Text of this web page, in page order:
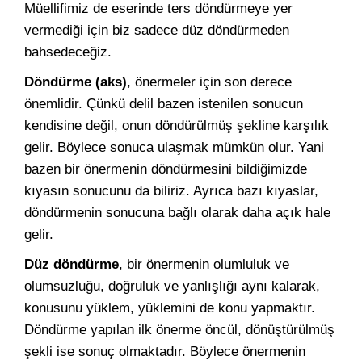
Müellifimiz de eserinde ters döndürmeye yer
vermediği için biz sadece düz döndürmeden
bahsedeceğiz.
Döndürme (aks), önermeler için son derece
önemlidir. Çünkü delil bazen istenilen sonucun
kendisine değil, onun döndürülmüş şekline karşılık
gelir. Böylece sonuca ulaşmak mümkün olur. Yani
bazen bir önermenin döndürmesini bildiğimizde
kıyasın sonucunu da biliriz. Ayrıca bazı kıyaslar,
döndürmenin sonucuna bağlı olarak daha açık hale
gelir.
Düz döndürme, bir önermenin olumluluk ve
olumsuzluğu, doğruluk ve yanlışlığı aynı kalarak,
konusunu yüklem, yüklemini de konu yapmaktır.
Döndürme yapılan ilk önerme öncül, dönüştürülmüş
şekli ise sonuç olmaktadır. Böylece önermenin